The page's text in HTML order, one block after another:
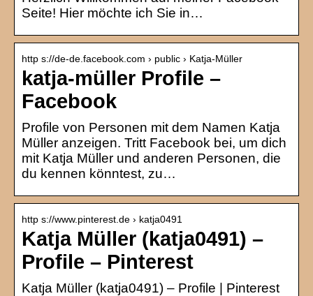
Seite! Hier möchte ich Sie in…
http s://de-de.facebook.com › public › Katja-Müller
katja-müller Profile –
Facebook
Profile von Personen mit dem Namen Katja
Müller anzeigen. Tritt Facebook bei, um dich
mit Katja Müller und anderen Personen, die
du kennen könntest, zu…
http s://www.pinterest.de › katja0491
Katja Müller (katja0491) –
Profile – Pinterest
Katja Müller (katja0491) – Profile | Pinterest